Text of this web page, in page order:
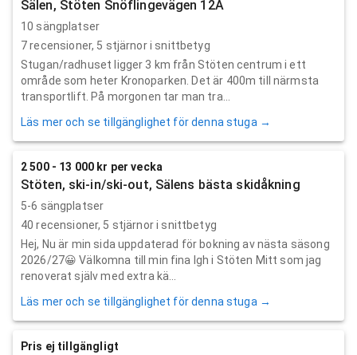
Sälen, Stöten Snöflingevägen 12A
10 sängplatser
7recensioner, 5 stjärnor i snittbetyg
Stugan/radhuset ligger 3 km från Stöten centrum i ett
område som heter Kronoparken. Det är 400m till närmsta
transportlift. På morgonen tar man tra...
Läs mer och se tillgänglighet för denna stuga →
2 500 - 13 000 kr per vecka
Stöten, ski-in/ski-out, Sälens bästa skidåkning
5-6 sängplatser
40 recensioner, 5 stjärnor i snittbetyg
Hej, Nu är min sida uppdaterad för bokning av nästa säsong
2026/27😀 Välkomna till min fina lgh i Stöten Mitt som jag
renoverat själv med extra kä...
Läs mer och se tillgänglighet för denna stuga →
Pris ej tillgängligt